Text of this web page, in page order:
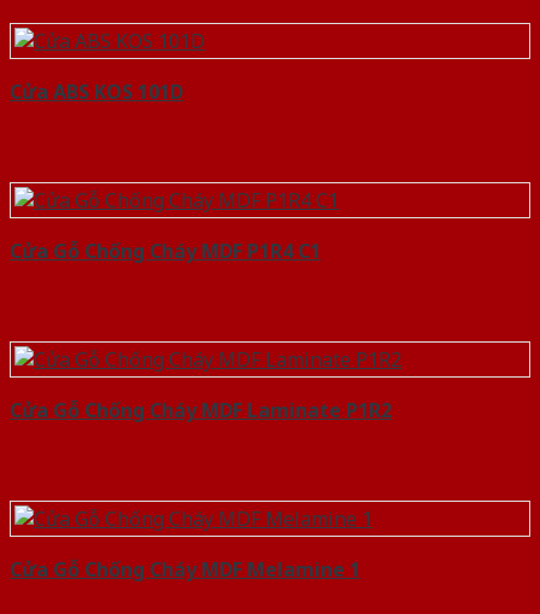
Cửa ABS KOS 101D
Cửa Gỗ Chống Cháy MDF P1R4 C1
Cửa Gỗ Chống Cháy MDF Laminate P1R2
Cửa Gỗ Chống Cháy MDF Melamine 1